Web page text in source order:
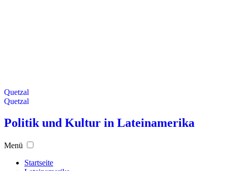
Quetzal
Quetzal
Politik und Kultur in Lateinamerika
Menü
Startseite